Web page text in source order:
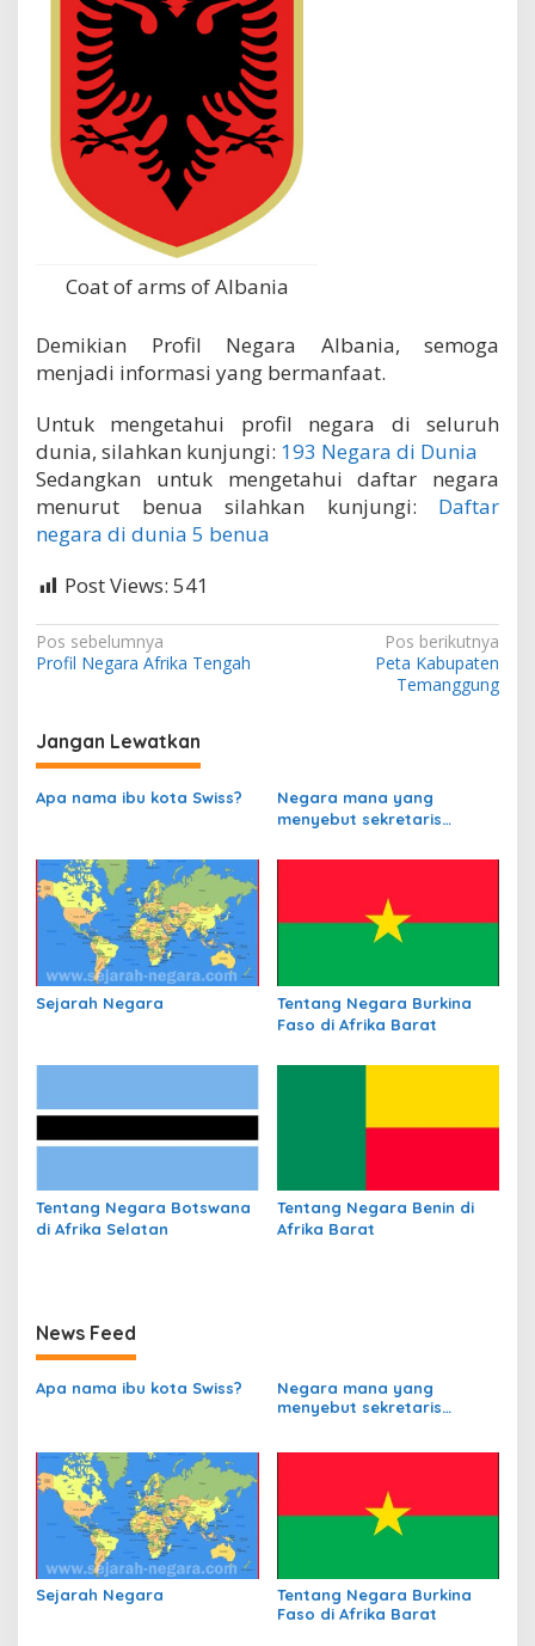
Coat of arms of Albania
Demikian Profil Negara Albania, semoga
menjadi informasi yang bermanfaat.
Untuk mengetahui profil negara di seluruh
dunia, silahkan kunjungi: 193 Negara di Dunia
Sedangkan untuk mengetahui daftar negara
menurut benua silahkan kunjungi: Daftar
negara di dunia 5 benua
Post Views: 541
N
a
i
g
a
i
p
s
Pos sebelumnya
Profil Negara Afrika Tengah
Pos berikutnya
Peta Kabupaten
Temanggung
Jangan Lewatkan
Apa nama ibu kota Swiss?
Negara mana yang
menyebut sekretaris
perbendaharaannya
Sejarah Negara
Tentang Negara Burkina
Faso di Afrika Barat
Tentang Negara Botswana
di Afrika Selatan
Tentang Negara Benin di
Afrika Barat
News Feed
Apa nama ibu kota Swiss?
Negara mana yang
menyebut sekretaris
Sejarah Negara
Tentang Negara Burkina
Faso di Afrika Barat